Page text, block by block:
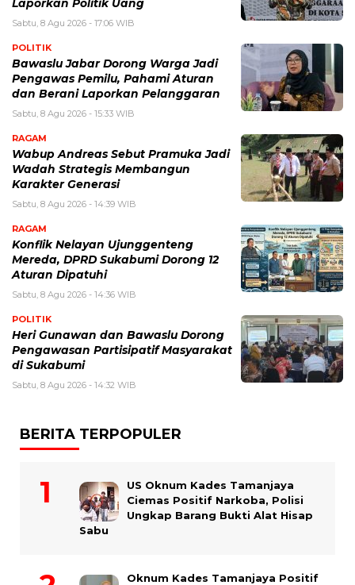
Laporkan Politik Uang
Sabtu, 8 Agu 2026 - 17:06 WIB
POLITIK
Bawaslu Jabar Dorong Warga Jadi
Pengawas Pemilu, Pahami Aturan
dan Berani Laporkan Pelanggaran
Sabtu, 8 Agu 2026 - 15:33 WIB
RAGAM
Wabup Andreas Sebut Pramuka Jadi
Wadah Strategis Membangun
Karakter Generasi ‎
Sabtu, 8 Agu 2026 - 14:39 WIB
RAGAM
Konflik Nelayan Ujunggenteng
Mereda, DPRD Sukabumi Dorong 12
Aturan Dipatuhi
Sabtu, 8 Agu 2026 - 14:36 WIB
POLITIK
Heri Gunawan dan Bawaslu Dorong
Pengawasan Partisipatif Masyarakat
di Sukabumi
Sabtu, 8 Agu 2026 - 14:32 WIB
BERITA TERPOPULER
US Oknum Kades Tamanjaya
Ciemas Positif Narkoba, Polisi
Ungkap Barang Bukti Alat Hisap
Sabu
Oknum Kades Tamanjaya Positif